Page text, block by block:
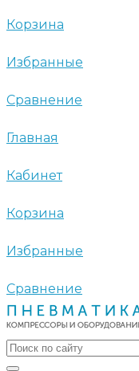
Корзина
Избранные
Сравнение
Главная
Кабинет
Корзина
Избранные
Сравнение